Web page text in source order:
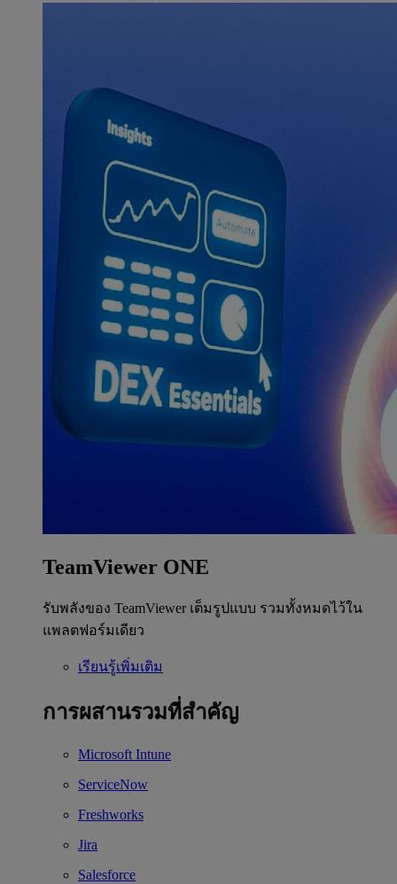
TeamViewer ONE
รับพลังของ TeamViewer เต็มรูปแบบ รวมทั้งหมดไว้ใน
แพลตฟอร์มเดียว
เรียนรู้เพิ่มเติม
การผสานรวมที่สำคัญ
Microsoft Intune
ServiceNow
Freshworks
Jira
Salesforce